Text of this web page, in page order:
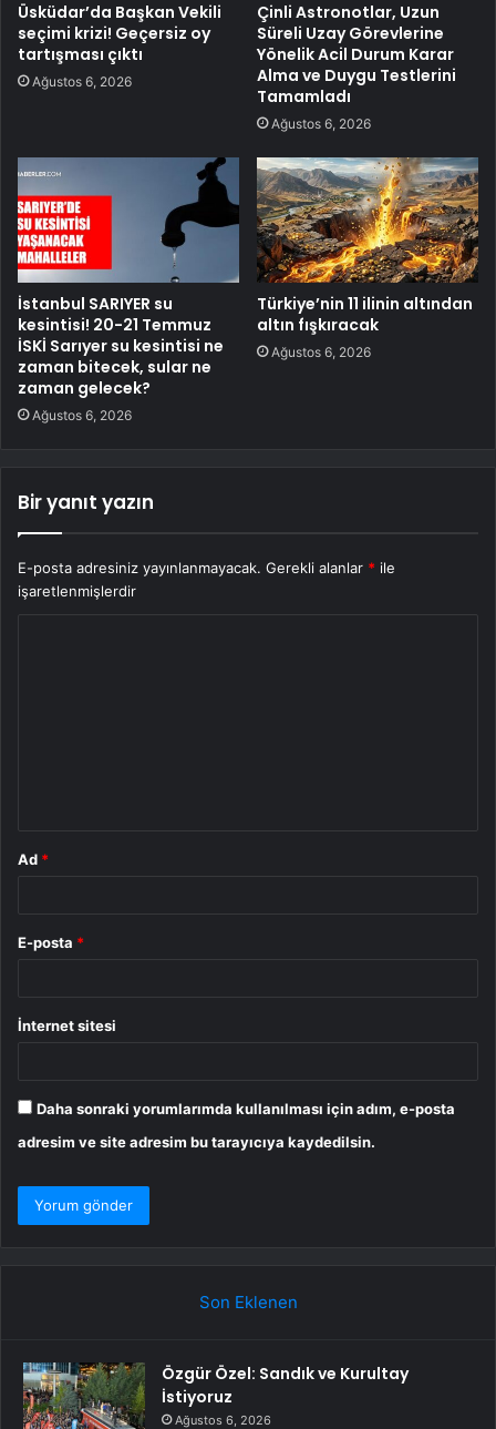
Üsküdar’da Başkan Vekili
seçimi krizi! Geçersiz oy
tartışması çıktı
Ağustos 6, 2026
Çinli Astronotlar, Uzun
Süreli Uzay Görevlerine
Yönelik Acil Durum Karar
Alma ve Duygu Testlerini
Tamamladı
Ağustos 6, 2026
İstanbul SARIYER su
kesintisi! 20-21 Temmuz
İSKİ Sarıyer su kesintisi ne
zaman bitecek, sular ne
zaman gelecek?
Ağustos 6, 2026
Türkiye’nin 11 ilinin altından
altın fışkıracak
Ağustos 6, 2026
Bir yanıt yazın
E-posta adresiniz yayınlanmayacak. Gerekli alanlar * ile
işaretlenmişlerdir
Ad *
E-posta *
İnternet sitesi
Daha sonraki yorumlarımda kullanılması için adım, e-posta
adresim ve site adresim bu tarayıcıya kaydedilsin.
Son Eklenen
Özgür Özel: Sandık ve Kurultay
İstiyoruz
Ağustos 6, 2026